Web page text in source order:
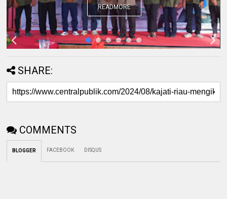
READMORE
SHARE:
COMMENTS
BLOGGER FACEBOOK DISQUS